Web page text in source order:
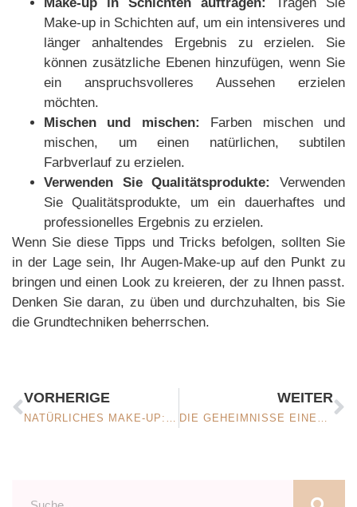
Make-up in Schichten auf, um ein intensiveres und
länger anhaltendes Ergebnis zu erzielen. Sie
können zusätzliche Ebenen hinzufügen, wenn Sie
ein anspruchsvolleres Aussehen erzielen
möchten.
Mischen und mischen: Farben mischen und
mischen, um einen natürlichen, subtilen
Farbverlauf zu erzielen.
Verwenden Sie Qualitätsprodukte:
Verwenden
Sie Qualitätsprodukte, um ein dauerhaftes und
professionelles Ergebnis zu erzielen.
Wenn Sie diese Tipps und Tricks befolgen, sollten Sie
in der Lage sein, Ihr Augen-Make-up auf den Punkt zu
bringen und einen Look zu kreieren, der zu Ihnen passt.
Denken Sie daran, zu üben und durchzuhalten, bis Sie
die Grundtechniken beherrschen.
VORHERIGE WEITER